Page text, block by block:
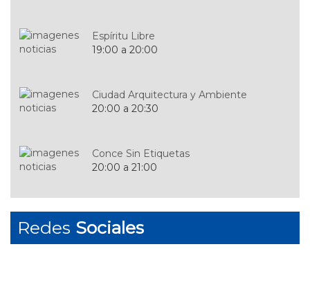
Espíritu Libre
19:00 a 20:00
Ciudad Arquitectura y Ambiente
20:00 a 20:30
Conce Sin Etiquetas
20:00 a 21:00
Código de las Ideas
20:30 a 21:00
Redes Sociales